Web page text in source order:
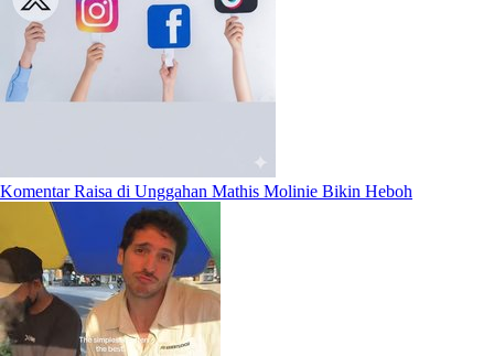
Komentar Raisa di Unggahan Mathis Molinie Bikin Heboh